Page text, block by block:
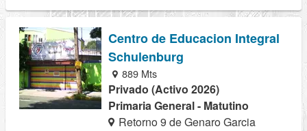
Centro de Educacion Integral
Schulenburg
889 Mts
Privado (Activo 2026)
Primaria General - Matutino
Retorno 9 de Genaro Garcia